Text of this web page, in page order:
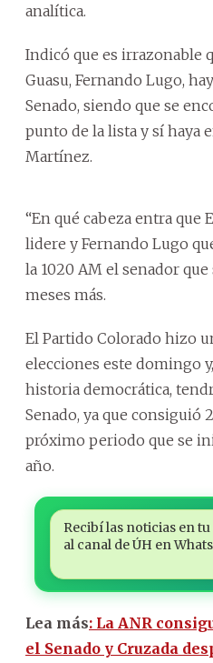
analítica.
Indicó que es irrazonable
Guasu, Fernando Lugo,
Senado, siendo que se
punto de la lista y sí haya
Martínez.
“En qué cabeza entra que
lidere y Fernando Lugo
la 1020 AM el senador
meses más.
El Partido Colorado hizo
elecciones este domingo
historia democrática,
Senado, ya que consiguió
próximo periodo que se
año.
Recibí las noticias en
al canal de ÚH en
Lea más: La ANR
el Senado y Cruzada